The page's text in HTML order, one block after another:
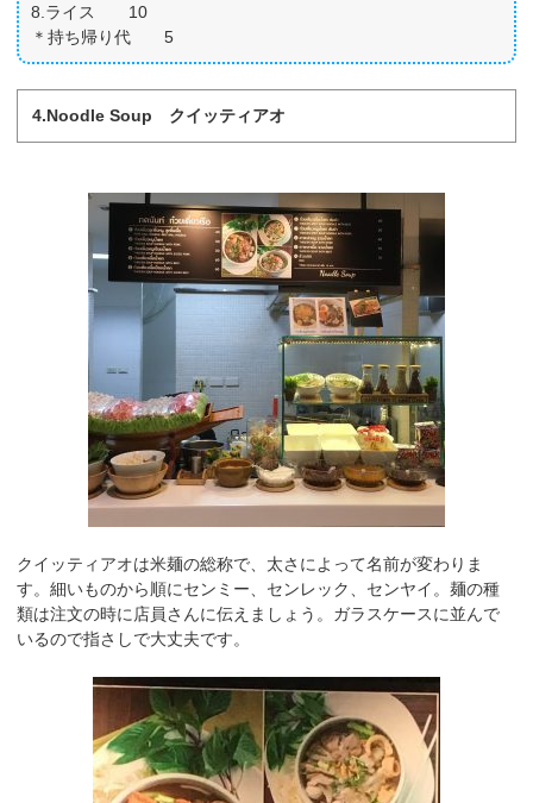
8.ライス 10
＊持ち帰り代 5
4.Noodle Soup クイッティアオ
クイッティアオは米麺の総称で、太さによって名前が変わりま
す。細いものから順にセンミー、センレック、センヤイ。麺の種
類は注文の時に店員さんに伝えましょう。ガラスケースに並んで
いるので指さしで大丈夫です。